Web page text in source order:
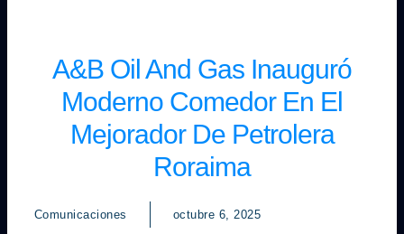
A&B Oil And Gas Inauguró
Moderno Comedor En El
Mejorador De Petrolera
Roraima
Comunicaciones octubre 6, 2025